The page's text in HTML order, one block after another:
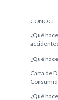
CONOCE
¿Qué
accidente?
¿Qué
Carta de
¿Qué